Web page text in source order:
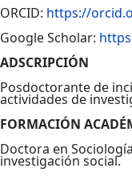
ORCID: https://
Google Scholar:
ADSCRIPCIÓN
Posdoctorante de
actividades de
FORMACIÓN
Doctora en
investigación social.